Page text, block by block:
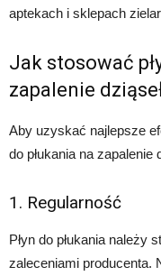
aptekach i sklepach
Jak stosować
zapalenie
Aby uzyskać najlepsze
do płukania na
1. Regularność
Płyn do płukania należy
zaleceniami producenta.